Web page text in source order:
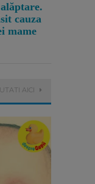
cauza
mame
AICI